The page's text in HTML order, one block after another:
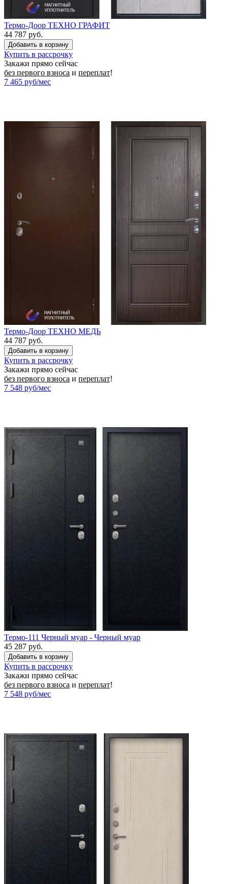
Термо-Доор ТЕХНО ГРАФИТ
44 787 руб.
Купить в рассрочку
Закажи прямо сейчас
без первого взноса и переплат!
7 465 руб/мес
Термо-Доор ТЕХНО МЕДЬ
44 787 руб.
Купить в рассрочку
Закажи прямо сейчас
без первого взноса и переплат!
7 548 руб/мес
Термо-111 Черный муар - Черный муар
45 287 руб.
Купить в рассрочку
Закажи прямо сейчас
без первого взноса и переплат!
7 548 руб/мес